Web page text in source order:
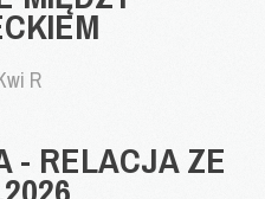
R
- RELACJA ZE